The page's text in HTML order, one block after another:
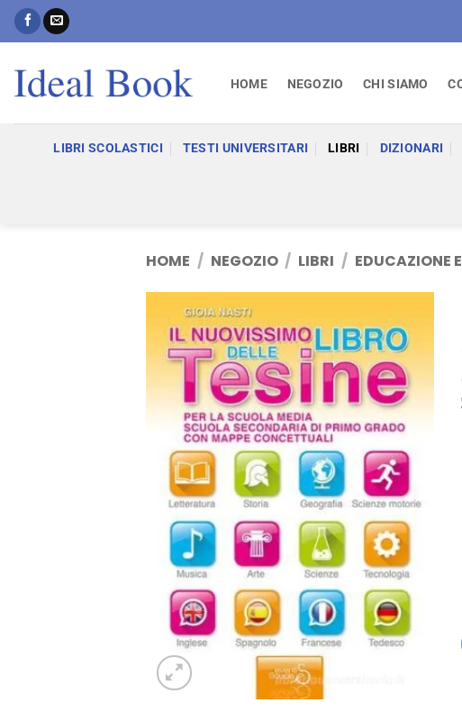
Salta
HOME NEGOZIO CHI SIAMO
LIBRI SCOLASTICI TESTI UNIVERSITARI LIBRI DIZIONARI
HOME / NEGOZIO / LIBRI / EDUCAZIONE